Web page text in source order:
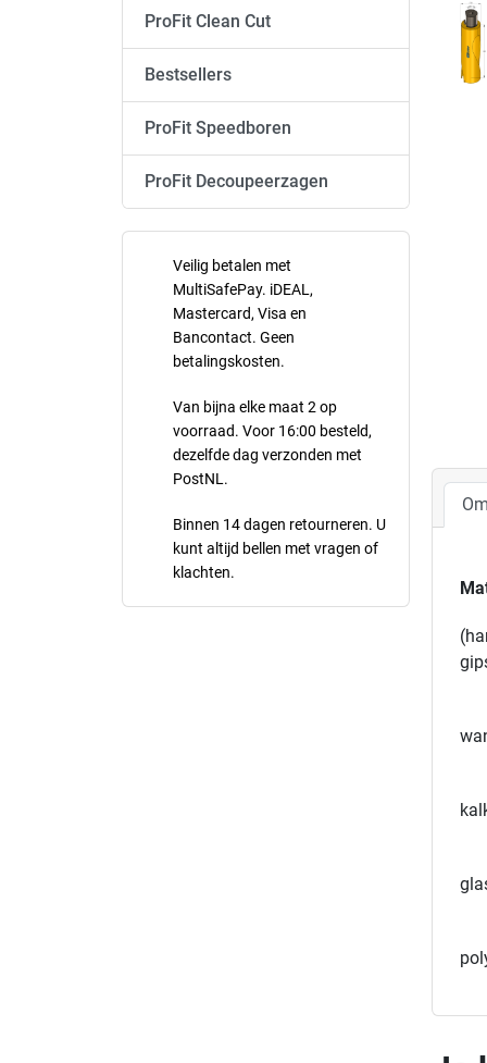
ProFit Clean Cut
Bestsellers
ProFit Speedboren
ProFit Decoupeerzagen
Veilig betalen met
MultiSafePay. iDEAL,
Mastercard, Visa en
Bancontact. Geen
betalingskosten.
Van bijna elke maat 2 op
voorraad. Voor 16:00 besteld,
dezelfde dag verzonden met
PostNL.
Binnen 14 dagen retourneren. U
kunt altijd bellen met vragen of
klachten.